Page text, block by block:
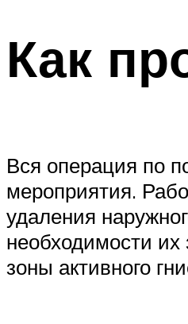
Как
Вся операция по
мероприятия.
удаления
необходимости
зоны активного